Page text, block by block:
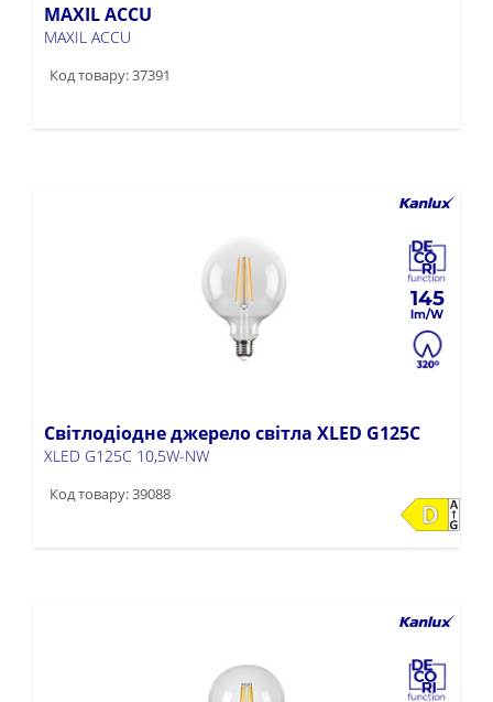
MAXIL ACCU
MAXIL ACCU
Код товару: 37391
145
Світлодіодне джерело світла XLED G125C
XLED G125C 10,5W-NW
Код товару: 39088